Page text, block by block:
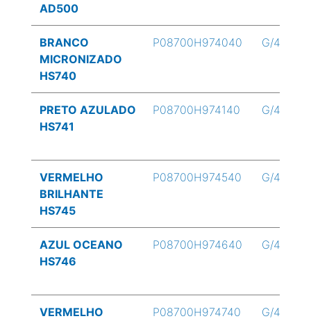
AD500
BRANCO
MICRONIZADO
HS740
P08700H974040 G/4
PRETO AZULADO
HS741
P08700H974140 G/4
VERMELHO
BRILHANTE
HS745
P08700H974540 G/4
AZUL OCEANO
HS746
P08700H974640 G/4
VERMELHO
P08700H974740 G/4